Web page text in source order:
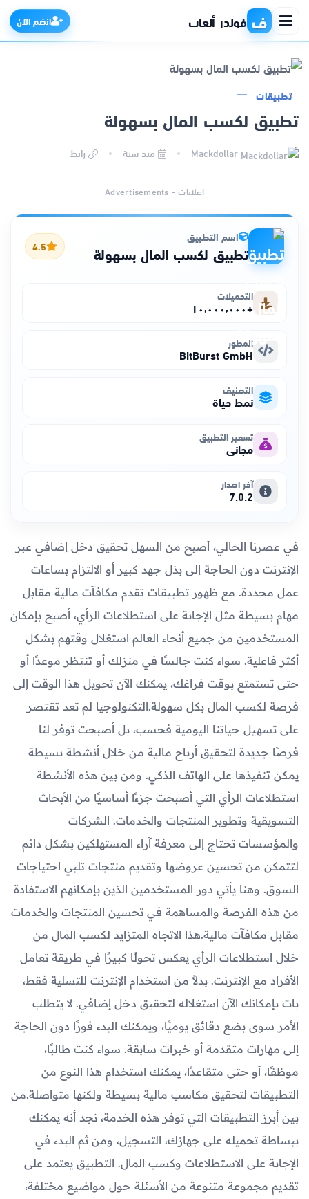
ف فولدر ألعاب انضم الآن
التطبيقات
ذكاء اصطناعي
تطبيقات
تطبيق لكسب المال بسهولة
منذ سنة رابط
اعلانات - Advertisements
اسم التطبيق
تطبيق لكسب المال بسهولة 4.5
التحميلات
+١٠٬٠٠٠٬٠٠٠
المطور
BitBurst GmbH
التصنيف
نمط حياة
تسعير التطبيق
مجاني
آخر اصدار
7.0.2
في عصرنا الحالي، أصبح من السهل تحقيق دخل إضافي عبر
الإنترنت دون الحاجة إلى بذل جهد كبير أو الالتزام بساعات
عمل محددة. مع ظهور تطبيقات تقدم مكافآت مالية مقابل
مهام بسيطة مثل الإجابة على استطلاعات الرأي، أصبح بإمكان
المستخدمين من جميع أنحاء العالم استغلال وقتهم بشكل
أكثر فاعلية. سواء كنت جالسًا في منزلك أو تنتظر موعدًا أو
حتى تستمتع بوقت فراغك، يمكنك الآن تحويل هذا الوقت إلى
فرصة لكسب المال بكل سهولة.التكنولوجيا لم تعد تقتصر
على تسهيل حياتنا اليومية فحسب، بل أصبحت توفر لنا
فرصًا جديدة لتحقيق أرباح مالية من خلال أنشطة بسيطة
يمكن تنفيذها على الهاتف الذكي. ومن بين هذه الأنشطة
استطلاعات الرأي التي أصبحت جزءًا أساسيًا من الأبحاث
التسويقية وتطوير المنتجات والخدمات. الشركات
والمؤسسات تحتاج إلى معرفة آراء المستهلكين بشكل دائم
لتتمكن من تحسين عروضها وتقديم منتجات تلبي احتياجات
السوق. وهنا يأتي دور المستخدمين الذين بإمكانهم الاستفادة
من هذه الفرصة والمساهمة في تحسين المنتجات والخدمات
مقابل مكافآت مالية.هذا الاتجاه المتزايد لكسب المال من
خلال استطلاعات الرأي يعكس تحولًا كبيرًا في طريقة تعامل
الأفراد مع الإنترنت. بدلاً من استخدام الإنترنت للتسلية فقط،
بات بإمكانك الآن استغلاله لتحقيق دخل إضافي. لا يتطلب
الأمر سوى بضع دقائق يوميًا، ويمكنك البدء فورًا دون الحاجة
إلى مهارات متقدمة أو خبرات سابقة. سواء كنت طالبًا،
موظفًا، أو حتى متقاعدًا، يمكنك استخدام هذا النوع من
التطبيقات لتحقيق مكاسب مالية بسيطة ولكنها متواصلة.من
بين أبرز التطبيقات التي توفر هذه الخدمة، نجد أنه يمكنك
ببساطة تحميله على جهازك، التسجيل، ومن ثم البدء في
الإجابة على الاستطلاعات وكسب المال. التطبيق يعتمد على
تقديم مجموعة متنوعة من الأسئلة حول مواضيع مختلفة،